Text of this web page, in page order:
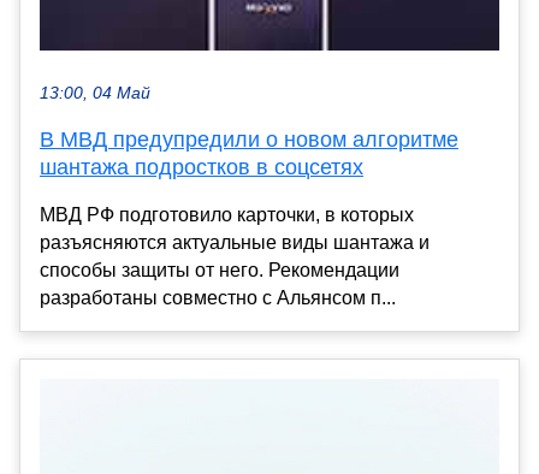
13:00, 04 Май
В МВД предупредили о новом алгоритме
шантажа подростков в соцсетях
МВД РФ подготовило карточки, в которых
разъясняются актуальные виды шантажа и
способы защиты от него. Рекомендации
разработаны совместно с Альянсом п...